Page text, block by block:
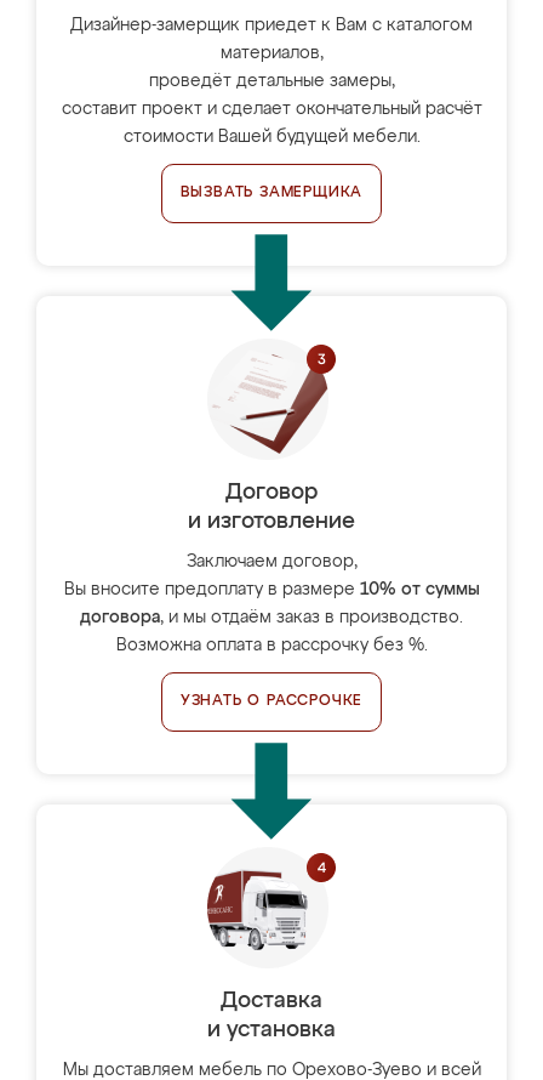
Дизайнер-замерщик приедет к Вам с каталогом
материалов,
проведёт детальные замеры,
составит проект и сделает окончательный расчёт
стоимости Вашей будущей мебели.
ВЫЗВАТЬ ЗАМЕРЩИКА
Договор
и изготовление
Заключаем договор,
Вы вносите предоплату в размере 10% от суммы
договора, и мы отдаём заказ в производство.
Возможна оплата в рассрочку без %.
УЗНАТЬ О РАССРОЧКЕ
Доставка
и установка
Мы доставляем мебель по Орехово-Зуево и всей